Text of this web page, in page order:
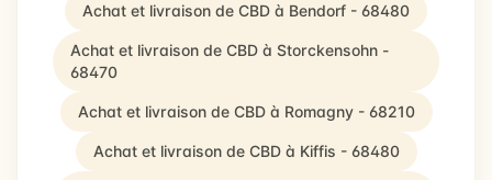
Achat et livraison de CBD à Bendorf - 68480
Achat et livraison de CBD à Storckensohn -
68470
Achat et livraison de CBD à Romagny - 68210
Achat et livraison de CBD à Kiffis - 68480